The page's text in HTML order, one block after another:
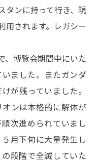
タンに持って行き、現
用されます。レガシー
、博覧会期間中にいた
ました。またガンダ
が残っていました。
ンは本格的に解体が
次進められていまし
月下旬に大量発生し
段階で全滅していた